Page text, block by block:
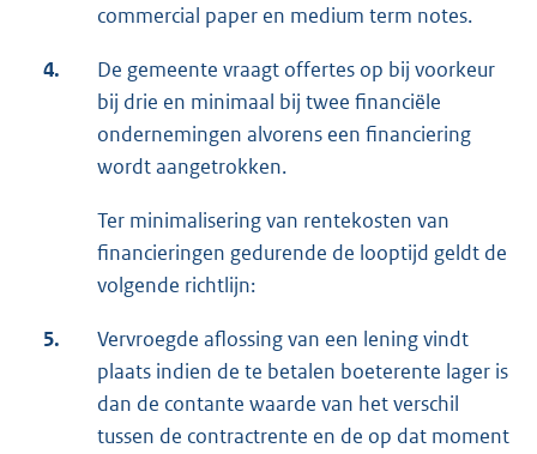
commercial paper en medium term notes.
4.
De gemeente vraagt offertes op bij voorkeur
bij drie en minimaal bij twee financiële
ondernemingen alvorens een financiering
wordt aangetrokken.
Ter minimalisering van rentekosten van
financieringen gedurende de looptijd geldt de
volgende richtlijn:
5.
Vervroegde aflossing van een lening vindt
plaats indien de te betalen boeterente lager is
dan de contante waarde van het verschil
tussen de contractrente en de op dat moment